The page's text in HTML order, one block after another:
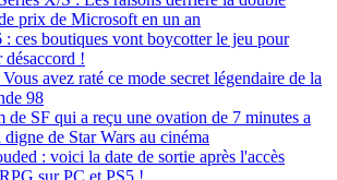
prix de Microsoft en un an
ces boutiques vont boycotter le jeu pour
désaccord !
avez raté ce mode secret légendaire de la
98
de SF qui a reçu une ovation de 7 minutes a
digne de Star Wars au cinéma
: voici la date de sortie après l'accès
sur PC et PS5 !